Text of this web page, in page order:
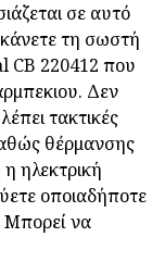
σε αυτό
τη σωστή
CB 220412 που
Δεν
τακτικές
θέρμανσης
ηλεκτρική
οποιαδήποτε
Μπορεί να